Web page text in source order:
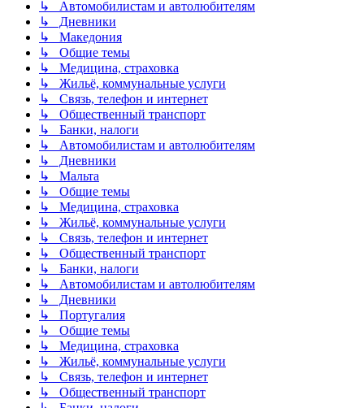
↳ Автомобилистам и автолюбителям
↳ Дневники
↳ Македония
↳ Общие темы
↳ Медицина, страховка
↳ Жильё, коммунальные услуги
↳ Связь, телефон и интернет
↳ Общественный транспорт
↳ Банки, налоги
↳ Автомобилистам и автолюбителям
↳ Дневники
↳ Мальта
↳ Общие темы
↳ Медицина, страховка
↳ Жильё, коммунальные услуги
↳ Связь, телефон и интернет
↳ Общественный транспорт
↳ Банки, налоги
↳ Автомобилистам и автолюбителям
↳ Дневники
↳ Португалия
↳ Общие темы
↳ Медицина, страховка
↳ Жильё, коммунальные услуги
↳ Связь, телефон и интернет
↳ Общественный транспорт